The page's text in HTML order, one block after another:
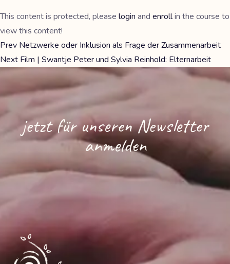
This content is protected, please login and enrollin the course to
view this content!
Prev Netzwerke oder Inklusion als Frage der Zusammenarbeit
Next Film | Swantje Peter und Sylvia Reinhold: Elternarbeit
jetzt für unseren Newsletter
anmelden